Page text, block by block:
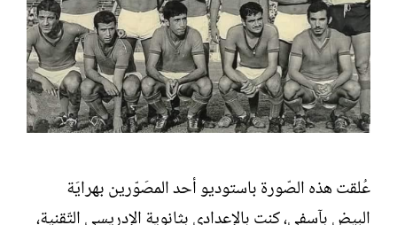
ش
ا
ء
عُلقت هذه الصّورة باستوديو أحد المصَوّرين بهرايَة